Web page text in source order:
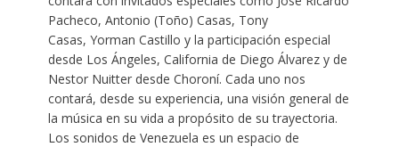
Pacheco, Antonio (Toño) Casas, Tony
Casas, Yorman Castillo y la participación especial
desde Los Ángeles, California de Diego Álvarez y de
Nestor Nuitter desde Choroní. Cada uno nos
contará, desde su experiencia, una visión general de
la música en su vida a propósito de su trayectoria.
Los sonidos de Venezuela es un espacio de